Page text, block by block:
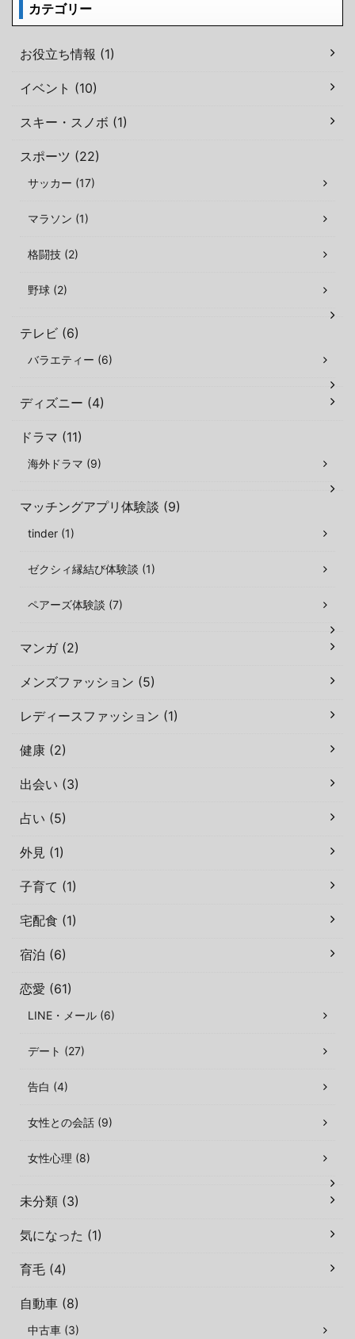
カテゴリー
お役立ち情報 (1)
イベント (10)
スキー・スノボ (1)
スポーツ (22)
サッカー (17)
マラソン (1)
格闘技 (2)
野球 (2)
テレビ (6)
バラエティー (6)
ディズニー (4)
ドラマ (11)
海外ドラマ (9)
マッチングアプリ体験談 (9)
tinder (1)
ゼクシィ縁結び体験談 (1)
ペアーズ体験談 (7)
マンガ (2)
メンズファッション (5)
レディースファッション (1)
健康 (2)
出会い (3)
占い (5)
外見 (1)
子育て (1)
宅配食 (1)
宿泊 (6)
恋愛 (61)
LINE・メール (6)
デート (27)
告白 (4)
女性との会話 (9)
女性心理 (8)
未分類 (3)
気になった (1)
育毛 (4)
自動車 (8)
中古車 (3)